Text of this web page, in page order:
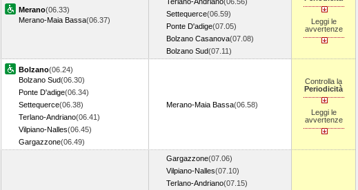
Merano(06.33)
Merano-Maia Bassa(06.37)
Settequerce(06.59)
Ponte D'adige(07.05)
Bolzano Casanova(07.08)
Bolzano Sud(07.11)
Leggi le
avvertenze
Bolzano(06.24)
Bolzano Sud(06.30)
Ponte D'adige(06.34)
Settequerce(06.38)
Terlano-Andriano(06.41)
Vilpiano-Nalles(06.45)
Gargazzone(06.49)
Merano-Maia Bassa(06.58)
Controlla la
Periodicità
Leggi le
avvertenze
Gargazzone(07.06)
Vilpiano-Nalles(07.10)
Terlano-Andriano(07.15)